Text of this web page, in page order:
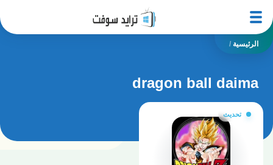
الرئيسية /
dragon ball daima
تحديث